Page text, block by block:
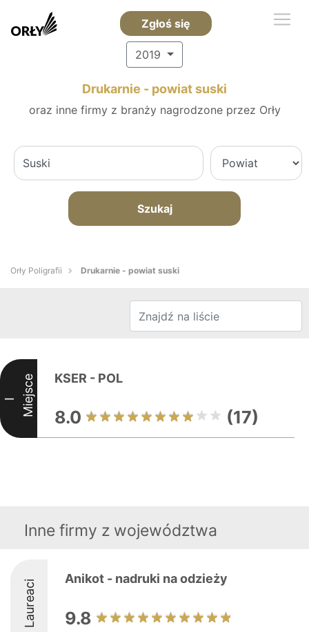
Zgłoś się
2019
Drukarnie - powiat suski
oraz inne firmy z branży nagrodzone przez Orły
Szukaj
Orły Poligrafii Drukarnie - powiat suski
I Miejsce KSER - POL
8.0 (17)
Inne firmy z województwa
Laureaci Anikot - nadruki na odzieży
9.8